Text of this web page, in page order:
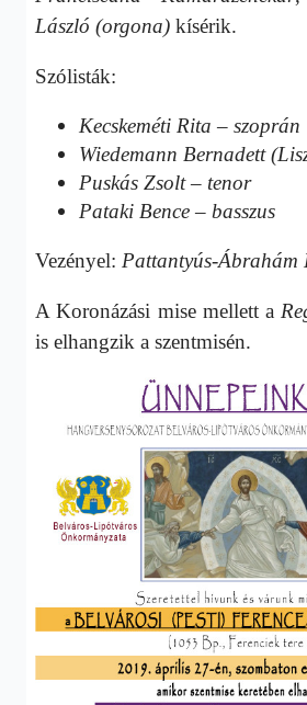
László (orgona) kísérik.
Szólisták:
Kecskeméti Rita – szoprán
Wiedemann Bernadett
Puskás Zsolt – tenor
Pataki Bence – basszus
Vezényel: Pattantyús-Ábrahám
A Koronázási mise mellett a
is elhangzik a szentmisén.